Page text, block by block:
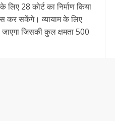
28 कोर्ट का निर्माण किया
कर सकेंगे। व्यायाम के लिए
जिसकी कुल क्षमता 500